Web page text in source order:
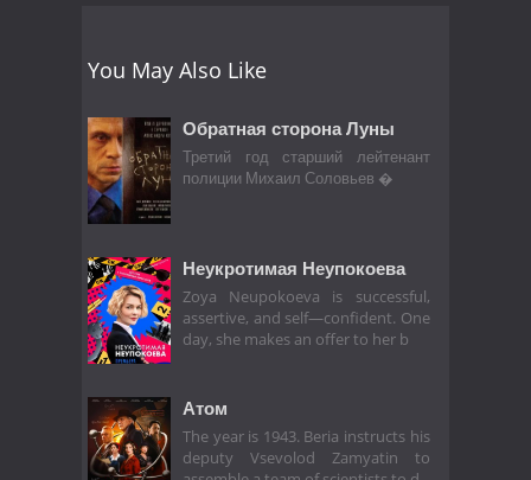
You May Also Like
Обратная сторона Луны
Третий год старший лейтенант
полиции Михаил Соловьев �
Неукротимая Неупокоева
Zoya Neupokoeva is successful,
assertive, and self—confident. One
day, she makes an offer to her b
Атом
The year is 1943. Beria instructs his
deputy Vsevolod Zamyatin to